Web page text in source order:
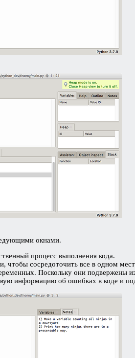
окнами.
процесс выполнения кода.
чтобы сосредоточить все в одном
Поскольку они подвержены
информацию об ошибках в коде и